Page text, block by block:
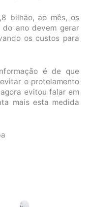
bilhão, ao mês, os
ano devem gerar
os custos para
é de que
o protelamento
evitou falar em
mais esta medida